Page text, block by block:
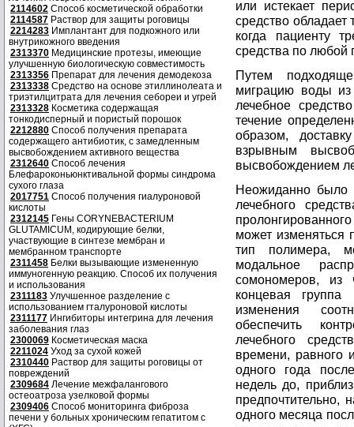
2114602 Способ косметической обработки
2114587 Раствор для защиты роговицы
2214283 Имплантант для подкожного или
внутрикожного введения
2313370 Медицинские протезы, имеющие
улучшенную биологическую совместимость
2313356 Препарат для лечения демодекоза
2313338 Средство на основе этиллинолеата и
триэтилцитрата для лечения себореи и угрей
2313328 Косметика содержащая
тонкодисперный и пористый порошок
2212880 Способ получения препарата
содержащего антибиотик, с замедленным
высвобождением активного вещества
2312640 Способ лечения
Блефароконьюнктивальной формы синдрома
сухого глаза
2017751 Способ получения гиалуроновой
кислоты
2312145 Гены CORYNEBACTERIUM
GLUTAMICUM, кодирующие белки,
участвующие в синтезе мембран и
мембранном транспорте
2311458 Белки вызывающие измененную
иммуногенную реакцию. Способ их получения
и использования
2311183 Улучшенное разделение с
использованием гталуроновой кислоты
2311177 Ингибиторы интегрина для лечения
заболевания глаз
2300069 Косметическая маска
2211024 Уход за сухой кожей
2310440 Раствор для защиты роговицы от
повреждений
2309684 Лечение межфалангового
остеоатроза узелковой формы
2309406 Способ мониторинга фиброза
печени у больных хроническим гепатитом с
или истекает
средство
когда пациенту
средства по любой
Путем
миграцию воды
лечебное
течение
образом,
взрывным
высвобождением
Неожиданно было
лечебного
может изменяться
тип полимера,
модальное
сомономеров, из
концевая
изменения
обеспечить
лечебного
времени, равного
одного года
недель до,
предпочтительно,
одного месяца